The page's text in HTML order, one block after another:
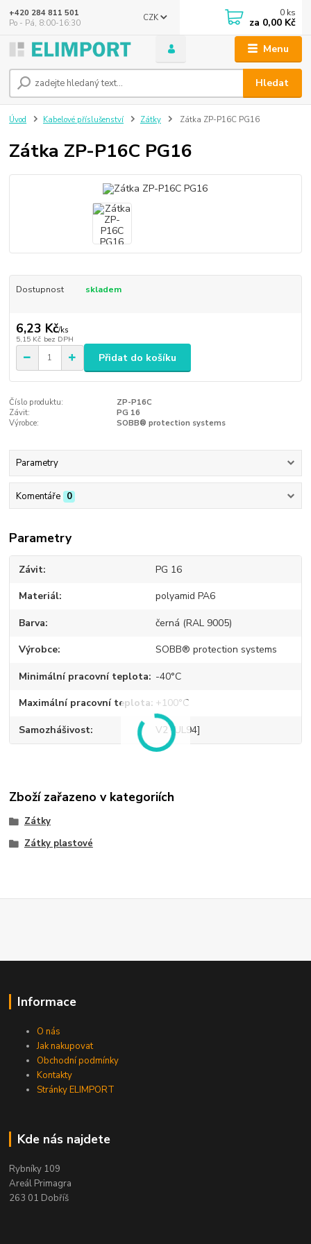
Menu
CZK
Hledat
+420 284 811 501
Po - Pá, 8:00-16:30
0 ks
za 0,00 Kč
Úvod Kabelové příslušenství Zátky Zátka ZP-P16C PG16
Zátka ZP-P16C PG16
Dostupnost skladem
6,23 Kč/ks
5,15 Kč bez DPH
Přidat do košíku
Číslo produktu:
ZP-P16C
Závit:
PG 16
Výrobce:
SOBB® protection systems
Parametry
Komentáře 0
Parametry
Závit PG 16
Materiál polyamid PA6
Barva černá (RAL 9005)
Výrobce SOBB® protection systems
Minimální pracovní teplota -40°C
Maximální pracovní teplota +100°C
Samozhášivost V2 [UL94]
Zboží zařazeno v kategoriích
Zátky
Zátky plastové
Informace
O nás
Jak nakupovat
Obchodní podmínky
Kontakty
Stránky ELIMPORT
Kde nás najdete
Rybníky 109
Areál Primagra
263 01 Dobříš